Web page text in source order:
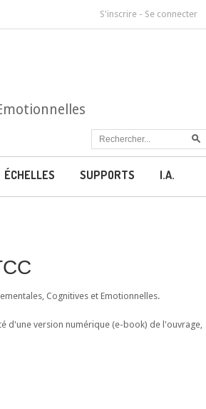
S'inscrire - Se connecter
ÉCHELLES SUPPORTS I.A.
Cognitives et Emotionnelles.
d'une version numérique (e-book) de l'ouvrage,